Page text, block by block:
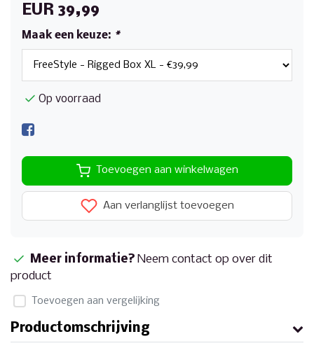
EUR 39,99
Maak een keuze: *
Op voorraad
Toevoegen aan winkelwagen
Aan verlanglijst toevoegen
Meer informatie? Neem contact op over dit
product
Toevoegen aan vergelijking
Productomschrijving